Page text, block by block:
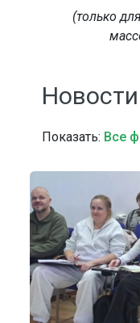
(только
Новости
Показать: Все